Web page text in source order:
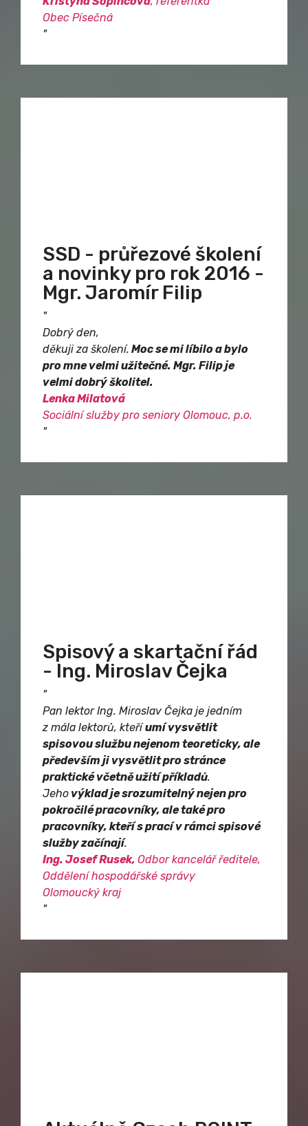
Obec Písečná
"
SSD - průřezové školení
a novinky pro rok 2016 -
Mgr. Jaromír Filip
"
Dobrý den,
děkuji za školení. Moc se mi líbilo a bylo
pro mne velmi užitečné. Mgr. Filip je
velmi dobrý školitel.
Lenka Milatová
Sociální služby pro seniory Olomouc, p.o.
"
Spisový a skartační řád
- Ing. Miroslav Čejka
"
Pan lektor Ing. Miroslav Čejka je jedním
z mála lektorů, kteříumí vysvětlit
spisovou službu nejenom teoreticky, ale
především ji vysvětlit pro stránce
praktické včetně užití příkladů.
Jeho výklad je srozumitelný nejen pro
pokročilé pracovníky, ale také pro
pracovníky, kteří s prací v rámci spisové
služby začínají.
Ing. Josef Rusek, Odbor kancelář ředitele,
Oddělení hospodářské správy
Olomoucký kraj
"